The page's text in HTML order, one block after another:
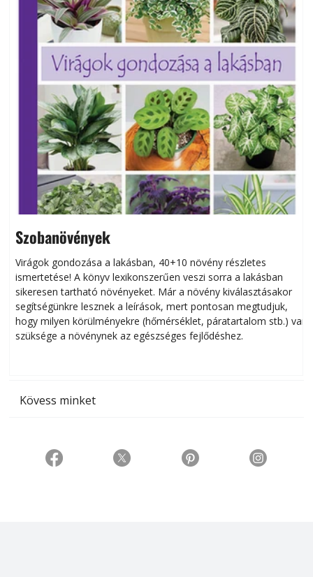
Szobanövények
Virágok gondozása a lakásban, 40+10 növény részletes
ismertetése! A könyv lexikonszerűen veszi sorra a lakásban
sikeresen tart­ha­tó növényeket. Már a növény kiválasztásakor
segítségünkre lesznek a leírások, mert pontosan megtudjuk,
hogy milyen körülményekre (hőmérséklet, páratartalom stb.) van
szüksége a növénynek az egészséges fejlődéshez.
Kövess minket